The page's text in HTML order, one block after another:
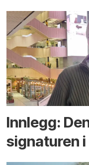
Innlegg:
signaturen